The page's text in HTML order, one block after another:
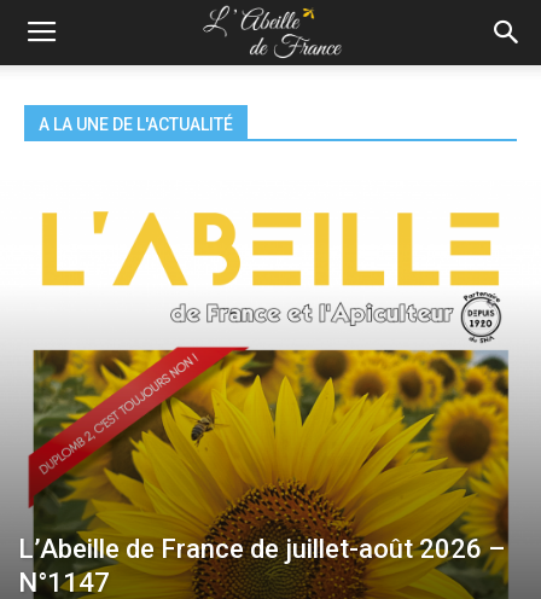
A LA UNE DE L'ACTUALITÉ
L’Abeille de France de juillet-août 2026 –
N°1147